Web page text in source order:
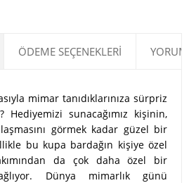
ÖDEME SEÇENEKLERI
mimar tanıdıklarınıza sürpriz
sunacağımız kişinin,
görmek kadar güzel bir
bu kupa bardağın kişiye özel
da çok daha özel bir
Dünya mimarlık günü